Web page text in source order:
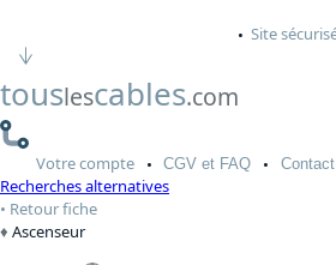
Site
touslescables.com
Votrecompte CGV et FAQ Contact
Recherches alternatives
Retour fiche
Ascenseur